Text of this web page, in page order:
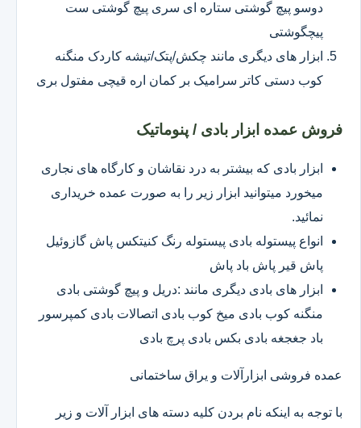
دوسو پیچ گوشتی ستاره ای سری پیچ گوشتی ست
پیچگوشتی
ابزار های دیگری مانند چکش/پتک/تیشه کاردک منگنه
کوب دستی کاتر سرامیک بر کمان اره قیچی مفتول بری
فروش عمده ابزار بادی / پنوماتیک
ابزار بادی که بیشتر به درد نقاشان و کارگاه های نجاری
میخورد میتوانید ابزار زیر را به صورت عمده خریداری
نمائید.
انواع پیستوله بادی پیستوله رنگ کنیتکس پاش گازوئیل
پاش قیر پاش باد پاش
ابزار های بادی دیگری مانند :دریل و پیچ گوشتی بادی
منگنه کوب بادی میخ کوب بادی اتصالات بادی کمپرسور
باد جغجغه بادی بکس بادی پرچ بادی
عمده فروشی ابزارآلات و یراق ساختمانی
با توجه به اینکه نام بردن کلیه دسته های ابزار آلات و زیر